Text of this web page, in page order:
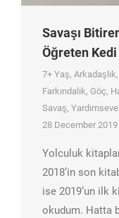
Savaşı
Öğreten Kedi
7+ Yaş, Arkadaşlık,
Farkındalık, Göç,
Savaş,
28 December 2019
Yolculuk
2018’in son
ise 2019’un ilk
okudum. Hatta